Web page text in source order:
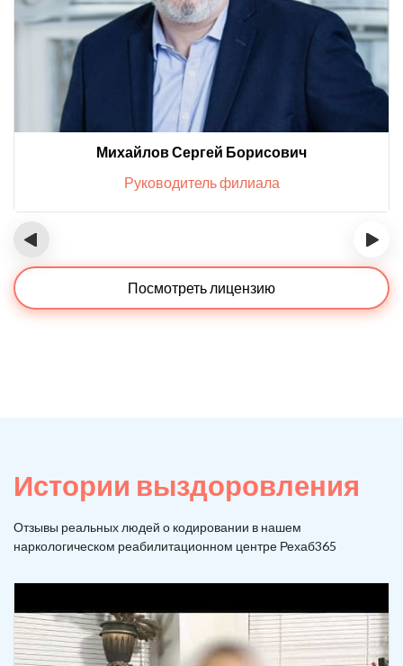
Михайлов Сергей Борисович
Руководитель филиала
‹ ›
Посмотреть лицензию
Истории выздоровления
Отзывы реальных людей о кодировании в нашем
наркологическом реабилитационном центре Рехаб365